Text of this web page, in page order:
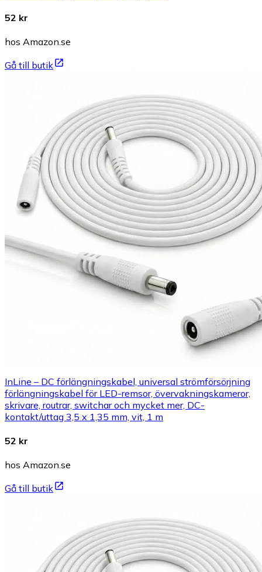
52 kr
hos Amazon.se
Gå till butik
InLine – DC förlängningskabel, universal strömförsörjning
förlängningskabel för LED-remsor, övervakningskameror,
skrivare, routrar, switchar och mycket mer, DC-
kontakt/uttag 3,5 x 1,35 mm, vit, 1 m
52 kr
hos Amazon.se
Gå till butik